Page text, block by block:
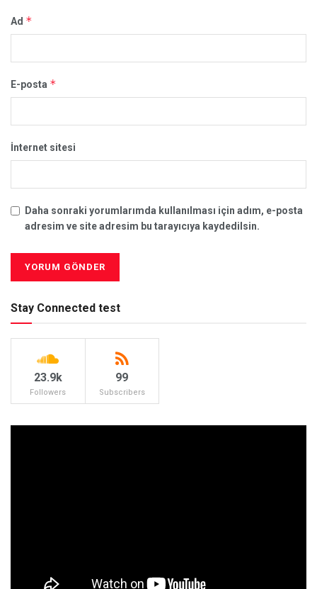
Ad *
E-posta *
İnternet sitesi
Daha sonraki yorumlarımda kullanılması için adım, e-posta
adresim ve site adresim bu tarayıcıya kaydedilsin.
Stay Connected test
23.9k
Followers
99
Subscribers